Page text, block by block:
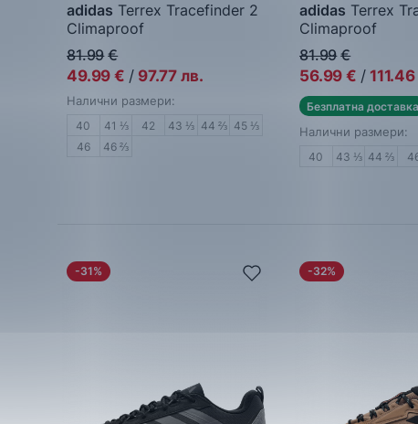
adidas Terrex Tracefinder 2
Climaproof
Мъжки маратонки
81.99 €
49.99 € / 97.77 лв.
Налични размери:
40 41 ⅓ 42 43 ⅓ 44 ⅔ 45 ⅓
46
46 ⅔
adidas Terrex
Climaproof
Мъжки маратонки
81.99 €
56.99 € / 111.46
Безплатна доставка
Налични размери:
40 43 ⅓ 44 ⅔
-31% -32%